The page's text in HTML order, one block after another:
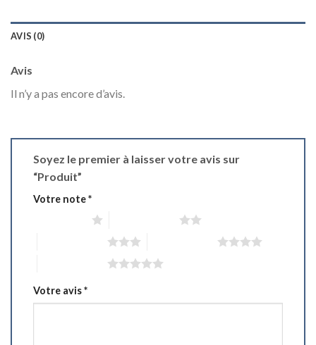
AVIS (0)
Avis
Il n’y a pas encore d’avis.
Soyez le premier à laisser votre avis sur
“Produit”
Votre note*
Votre avis*